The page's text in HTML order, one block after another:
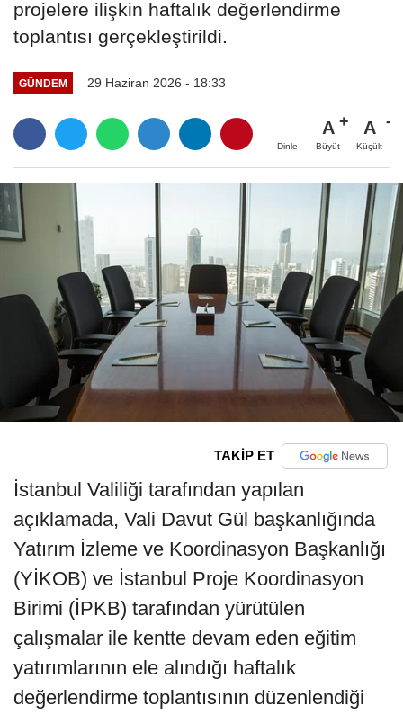
projelere ilişkin haftalık değerlendirme
toplantısı gerçekleştirildi.
GÜNDEM 29 Haziran 2026 - 18:33
Dinle
A
Büyüt
A
Küçült
TAKİP ET
İstanbul Valiliği tarafından yapılan
açıklamada, Vali Davut Gül başkanlığında
Yatırım İzleme ve Koordinasyon Başkanlığı
(YİKOB) ve İstanbul Proje Koordinasyon
Birimi (İPKB) tarafından yürütülen
çalışmalar ile kentte devam eden eğitim
yatırımlarının ele alındığı haftalık
değerlendirme toplantısının düzenlendiği